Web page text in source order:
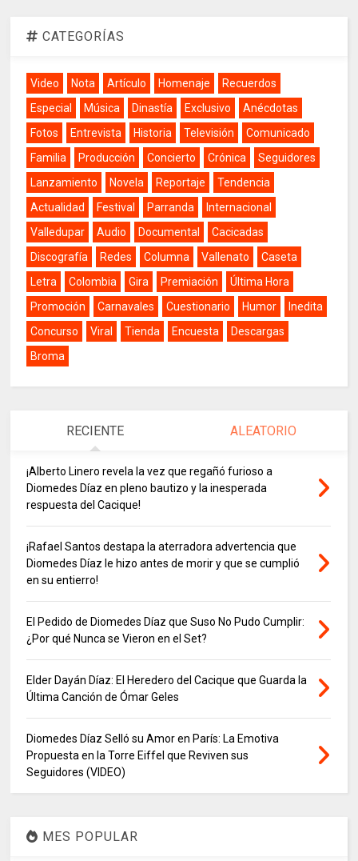
CATEGORÍAS
Video Nota Artículo Homenaje
Recuerdos
Especial
Música Dinastía Exclusivo
Anécdotas
Fotos
Entrevista Historia Televisión
Comunicado
Familia
Producción Concierto Crónica
Seguidores
Lanzamiento
Novela Reportaje
Tendencia
Actualidad
Festival Parranda
Internacional
Valledupar
Audio Documental
Cacicadas
Discografía
Redes Columna Vallenato
Caseta
Letra
Colombia Gira Premiación
Última Hora
Promoción
Carnavales Cuestionario Humor
Inedita
Concurso
Viral Tienda Encuesta
Descargas
Broma
RECIENTE ALEATORIO
¡Alberto Linero revela la vez que regañó furioso a
Diomedes Díaz en pleno bautizo y la inesperada
respuesta del Cacique!
¡Rafael Santos destapa la aterradora advertencia que
Diomedes Díaz le hizo antes de morir y que se cumplió
en su entierro!
El Pedido de Diomedes Díaz que Suso No Pudo Cumplir:
¿Por qué Nunca se Vieron en el Set?
Elder Dayán Díaz: El Heredero del Cacique que Guarda la
Última Canción de Ómar Geles
Diomedes Díaz Selló su Amor en París: La Emotiva
Propuesta en la Torre Eiffel que Reviven sus
Seguidores (VIDEO)
MES POPULAR